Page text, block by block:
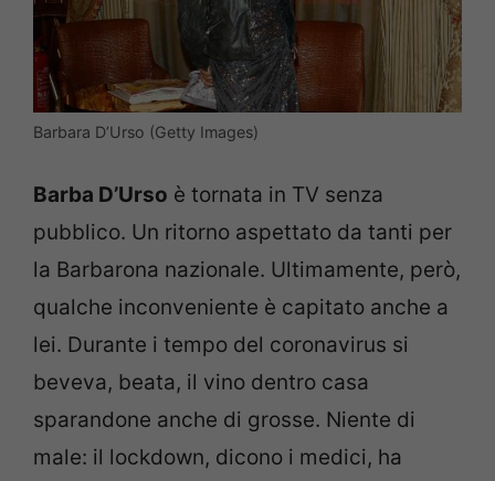
Barbara D’Urso (Getty Images)
Barba D’Urso è tornata in TV senza
pubblico. Un ritorno aspettato da tanti per
la Barbarona nazionale. Ultimamente, però,
qualche inconveniente è capitato anche a
lei. Durante i tempo del coronavirus si
beveva, beata, il vino dentro casa
sparandone anche di grosse. Niente di
male: il lockdown, dicono i medici, ha